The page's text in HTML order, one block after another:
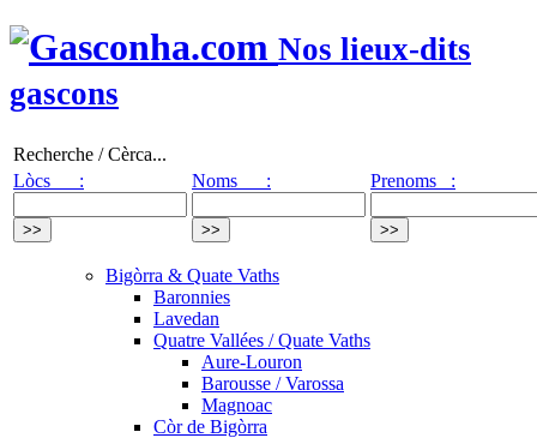
Nos lieux-dits
gascons
Recherche / Cèrca...
Lòcs :
Noms : Prenoms :
Bigòrra & Quate Vaths
Baronnies
Lavedan
Quatre Vallées / Quate Vaths
Aure-Louron
Barousse / Varossa
Magnoac
Còr de Bigòrra